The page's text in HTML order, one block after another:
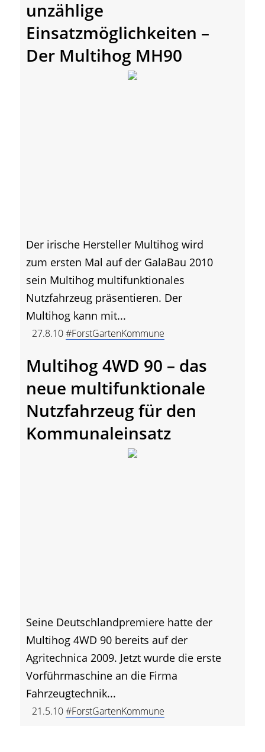
unzählige
Einsatzmöglichkeiten –
Der Multihog MH90
Der irische Hersteller Multihog wird
zum ersten Mal auf der GalaBau 2010
sein Multihog multifunktionales
Nutzfahrzeug präsentieren. Der
Multihog kann mit...
27.8.10#ForstGartenKommune
Multihog 4WD 90 – das
neue multifunktionale
Nutzfahrzeug für den
Kommunaleinsatz
Seine Deutschlandpremiere hatte der
Multihog 4WD 90 bereits auf der
Agritechnica 2009. Jetzt wurde die erste
Vorführmaschine an die Firma
Fahrzeugtechnik...
21.5.10#ForstGartenKommune